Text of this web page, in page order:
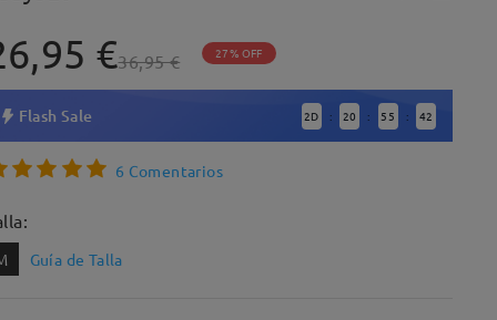
€36,95 € 27% OFF
Flash Sale 2D : 20 : 55 : 41
6 Comentarios
Guía de Talla